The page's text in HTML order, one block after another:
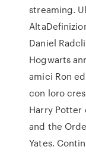
streaming.
Daniel
Hogwarts
amici Ron
con loro
Harry Potter
and the
Yates.